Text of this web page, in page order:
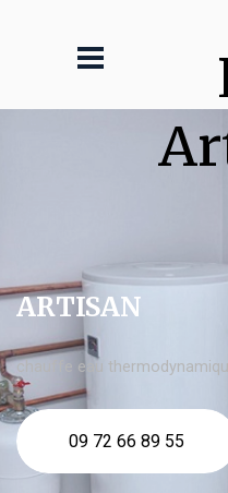
ARTISAN
chauffe eau
09 72 66 89 55